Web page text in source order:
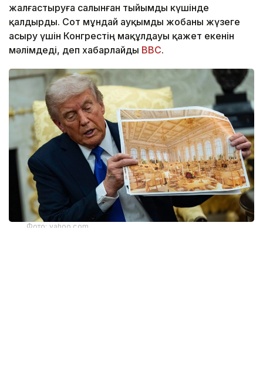
жалғастыруға салынған тыйымды күшінде
қалдырды. Сот мұндай ауқымды жобаны жүзеге
асыру үшін Конгрестің мақұлдауы қажет екенін
мәлімдеді, деп хабарлайды BBC.
Фото: yahoo.com